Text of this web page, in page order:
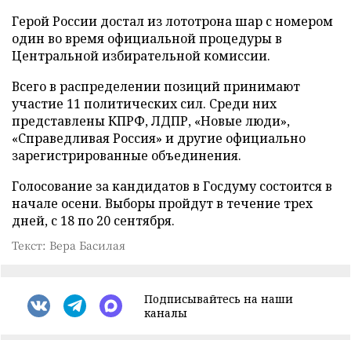
Герой России достал из лототрона шар с номером
один во время официальной процедуры в
Центральной избирательной комиссии.
Всего в распределении позиций принимают
участие 11 политических сил. Среди них
представлены КПРФ, ЛДПР, «Новые люди»,
«Справедливая Россия» и другие официально
зарегистрированные объединения.
Голосование за кандидатов в Госдуму состоится в
начале осени. Выборы пройдут в течение трех
дней, с 18 по 20 сентября.
Текст: Вера Басилая
Подписывайтесь на наши
каналы